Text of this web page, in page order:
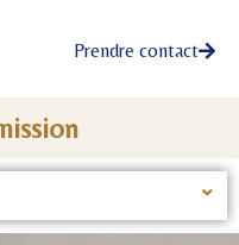
Prendre contact